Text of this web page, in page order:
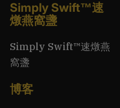
Simply Swift™速
燉燕窩盞
Simply Swift™速燉燕
窩盞
博客